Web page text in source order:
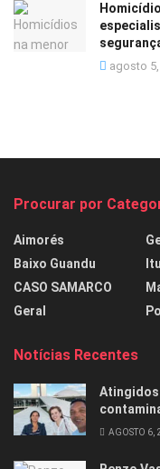
agosto
Procurar por
Aimorés
Baixo Guandu
CASO SAMARCO
Geral
Notícias Recentes
Atingidos
AGOSTO 6,